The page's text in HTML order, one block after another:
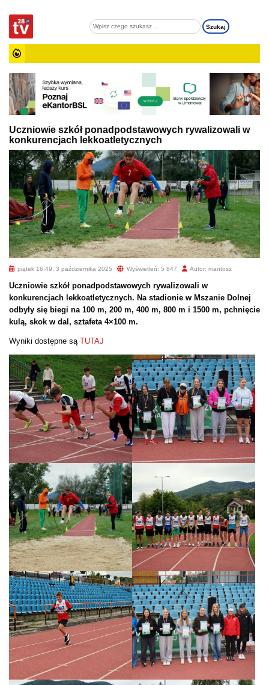
Uczniowie szkół ponadpodstawowych rywalizowali w
konkurencjach lekkoatletycznych
piątek 16:49, 3 października 2025 Wyświetleń: 5 847 Autor: mantosz
Uczniowie szkół ponadpodstawowych rywalizowali w
konkurencjach lekkoatletycznych. Na stadionie w Mszanie Dolnej
odbyły się biegi na 100 m, 200 m, 400 m, 800 m i 1500 m, pchnięcie
kulą, skok w dal, sztafeta 4×100 m.
Wyniki dostępne są TUTAJ